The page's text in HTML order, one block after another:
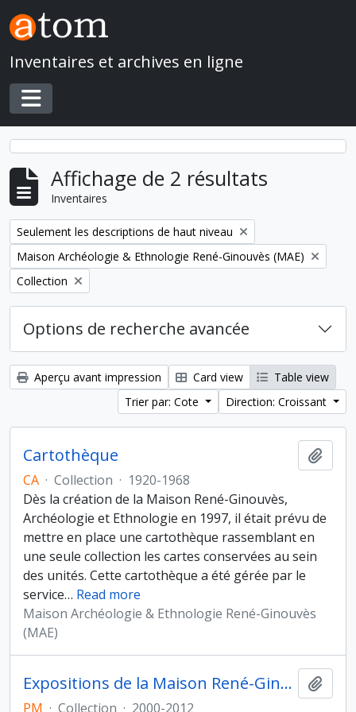
Skip to main content
Inventaires et archives en ligne
Toggle navigation
Affichage de 2 résultats
Inventaires
Remove filter:
Seulement les descriptions de haut niveau
Remove filter:
Maison Archéologie & Ethnologie René-Ginouvès (MAE)
Remove filter:
Collection
Options de recherche avancée
Aperçu avant impression Card view
Table view
Trier par: Cote
Direction: Croissant
Cartothèque
CA · Collection · 1920-1968
Dès la création de la Maison René-Ginouvès,
Archéologie et Ethnologie en 1997, il était prévu de
mettre en place une cartothèque rassemblant en
une seule collection les cartes conservées au sein
des unités. Cette cartothèque a été gérée par le
service… Read more
Maison Archéologie & Ethnologie René-Ginouvès
(MAE)
Expositions de la Maison René-Ginouvès, Archéologie et Ethnologie
PM · Collection · 2000-2012